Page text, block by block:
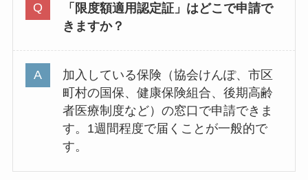
「限度額適用認定証」はどこで申請で
きますか？
加入している保険（協会けんぽ、市区
町村の国保、健康保険組合、後期高齢
者医療制度など）の窓口で申請できま
す。1週間程度で届くことが一般的で
す。